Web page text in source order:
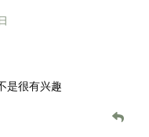
是很有兴趣